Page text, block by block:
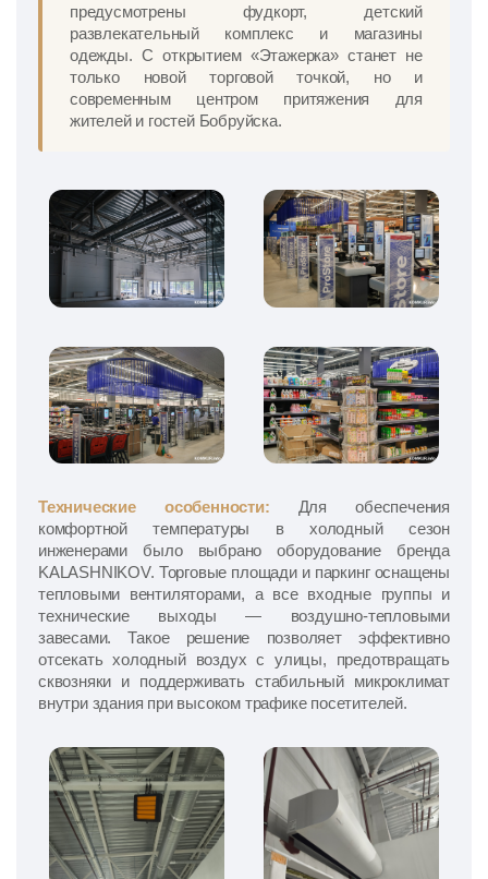
предусмотрены фудкорт, детский
развлекательный комплекс и магазины
одежды. С открытием «Этажерка» станет не
только новой торговой точкой, но и
современным центром притяжения для
жителей и гостей Бобруйска.
Технические особенности: Для обеспечения
комфортной температуры в холодный сезон
инженерами было выбрано оборудование бренда
KALASHNIKOV. Торговые площади и паркинг оснащены
тепловыми вентиляторами, а все входные группы и
технические выходы — воздушно-тепловыми
завесами. Такое решение позволяет эффективно
отсекать холодный воздух с улицы, предотвращать
сквозняки и поддерживать стабильный микроклимат
внутри здания при высоком трафике посетителей.